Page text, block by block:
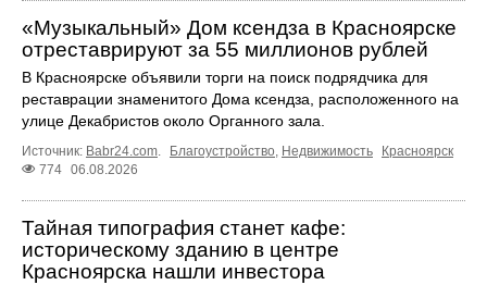
«Музыкальный» Дом ксендза в Красноярске
отреставрируют за 55 миллионов рублей
В Красноярске объявили торги на поиск подрядчика для
реставрации знаменитого Дома ксендза, расположенного на
улице Декабристов около Органного зала.
Источник: Babr24.com. Благоустройство, Недвижимость
Красноярск
774 06.08.2026
Тайная типография станет кафе:
историческому зданию в центре
Красноярска нашли инвестора